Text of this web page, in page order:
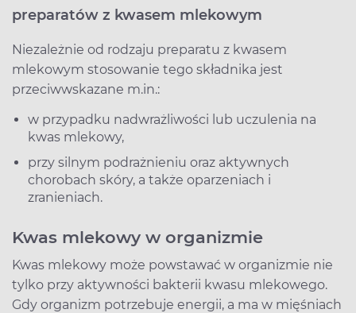
preparatów z kwasem mlekowym
Niezależnie od rodzaju preparatu z kwasem
mlekowym stosowanie tego składnika jest
przeciwwskazane m.in.:
w przypadku nadwrażliwości lub uczulenia na
kwas mlekowy,
przy silnym podrażnieniu oraz aktywnych
chorobach skóry, a także oparzeniach i
zranieniach.
Kwas mlekowy w organizmie
Kwas mlekowy może powstawać w organizmie nie
tylko przy aktywności bakterii kwasu mlekowego.
Gdy organizm potrzebuje energii, a ma w mięśniach